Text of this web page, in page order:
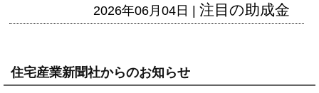
2026年06月04日 | 注目の助成金
住宅産業新聞社からのお知らせ